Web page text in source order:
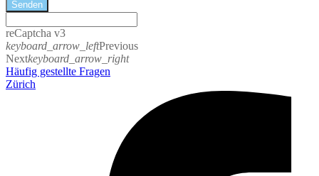
Senden
reCaptcha v3
keyboard_arrow_leftPrevious
Nextkeyboard_arrow_right
Häufig gestellte Fragen
Zürich